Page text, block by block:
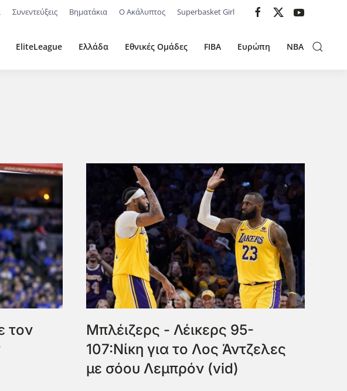
Συνεντεύξεις Βηματάκια Ο Ακάλυπτος Superbasket Girl
EliteLeague Ελλάδα Εθνικές Ομάδες FIBA Ευρώπη NBA
τον
Μπλέιζερς - Λέικερς 95-
107:Νίκη για το Λος Άντζελες
με σόου Λεμπρόν (vid)